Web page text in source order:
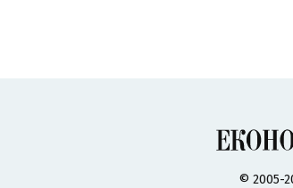
© 2005-